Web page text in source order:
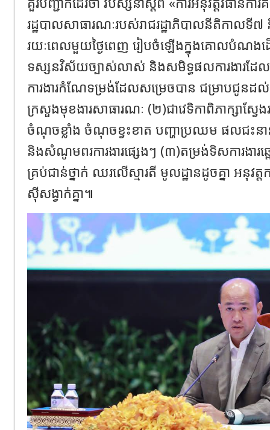
រដ្ឋបាលសាធារណៈរបស់រាជរដ្ឋាភិបាលនីតិកាលទី៧ និង
រយៈពេលមួយថ្ងៃពេញ រៀបចំឡើងក្នុងគោលបំណងដ
ទស្សនវិស័យច្បាស់លាស់ និងសមិទ្ធផលការងារដែលស
ការងារកំណែទម្រង់ដែលសម្រេចបាន ជម្រាបជូនដល់ថ្
ក្រសួងមុខងារសាធារណៈ (២)ជាវេទិកាពិភាក្សាស្វែ
ចំណុចខ្លាំង ចំណុចខ្វះខាត បញ្ហាប្រឈម ផលជះនា
និងសំណូមពរការងារផ្សេងៗ (៣)តម្រង់ទិសការងារឆ្ព
គ្រប់ជាន់ថ្នាក់ ឈរលើស្មារតី មូលដ្ឋានដូចគ្នា អនុវត្តក
ស៊ីសង្វាក់គ្នា៕